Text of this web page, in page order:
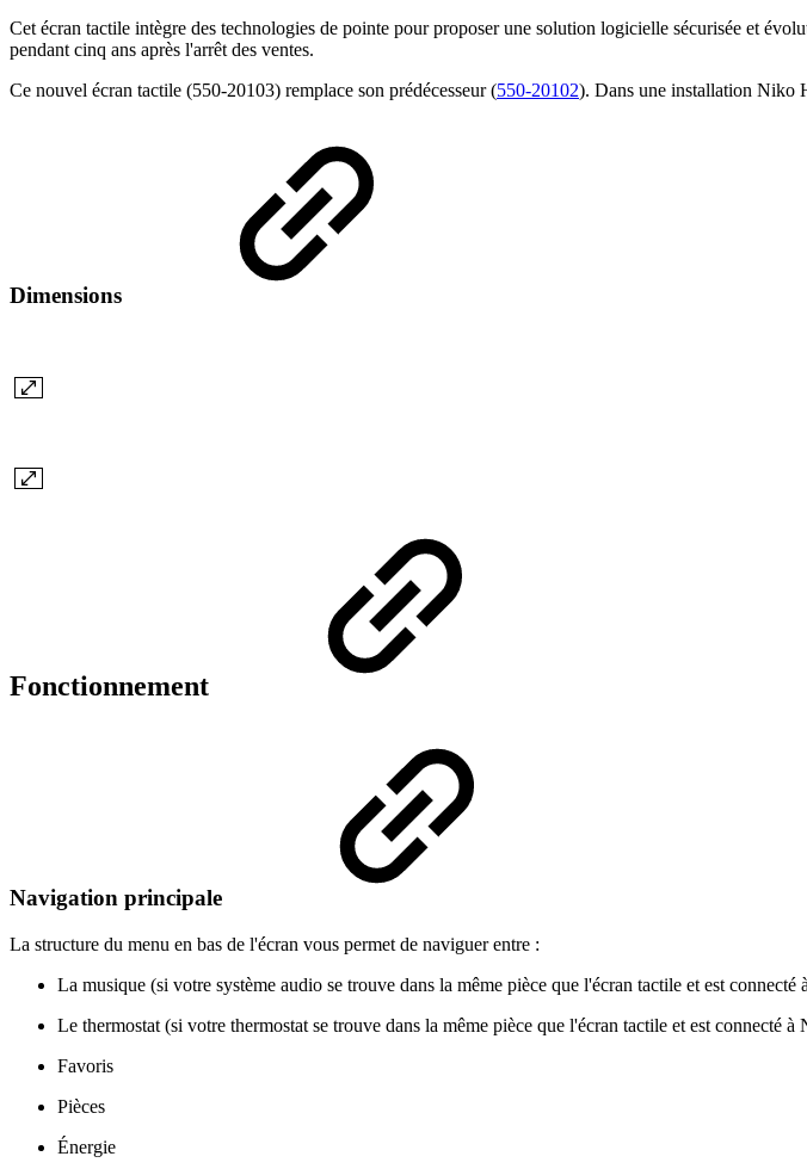
Cet écran tactile intègre des technologies de pointe pour proposer une solution logicielle sécurisée et
pendant cinq ans après l'arrêt des ventes.
Ce nouvel écran tactile (550-20103) remplace son prédécesseur (550-20102). Dans une installation Niko
Dimensions
Fonctionnement
Navigation principale
La structure du menu en bas de l'écran vous permet de naviguer entre :
La musique (si votre système audio se trouve dans la même pièce que l'écran tactile et est
Le thermostat (si votre thermostat se trouve dans la même pièce que l'écran tactile et est
Favoris
Pièces
Énergie